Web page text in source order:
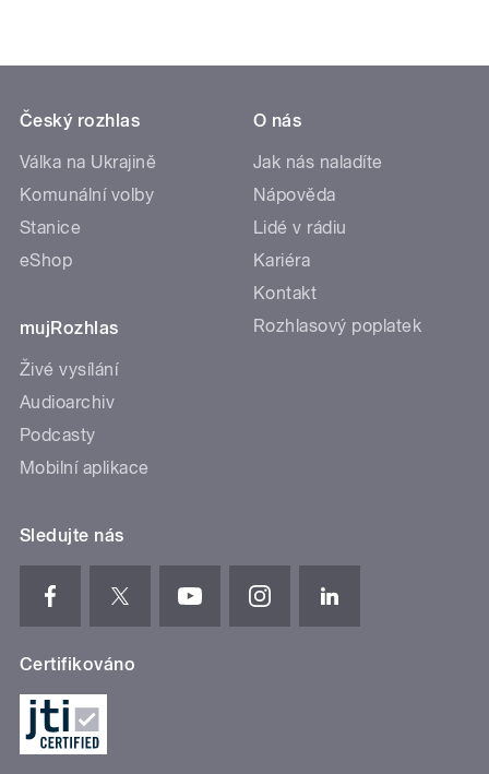
Český rozhlas
Válka na Ukrajině
Komunální volby
Stanice
eShop
mujRozhlas
Živé vysílání
Audioarchiv
Podcasty
Mobilní aplikace
O nás
Jak nás naladíte
Nápověda
Lidé v rádiu
Kariéra
Kontakt
Rozhlasový poplatek
Sledujte nás
Certifikováno